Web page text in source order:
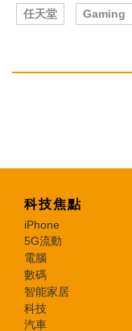
任天堂 Gaming
科技焦點
iPhone
5G流動
電腦
數碼
智能家居
科技
汽車